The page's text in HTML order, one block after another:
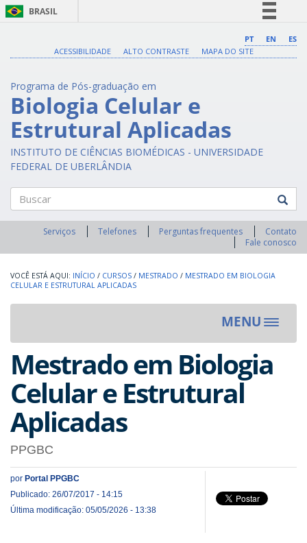
BRASIL
Comunica BR
Legislação
Canais
PT EN
ES
ACESSIBILIDADE
ALTO CONTRASTE MAPA DO SITE
Programa de Pós-graduação em
Biologia Celular e
Estrutural Aplicadas
INSTITUTO DE CIÊNCIAS BIOMÉDICAS - UNIVERSIDADE
FEDERAL DE UBERLÂNDIA
Buscar
Serviços Telefones Perguntas frequentes
Contato
Fale conosco
INÍCIO / CURSOS / MESTRADO / MESTRADO EM BIOLOGIA
CELULAR E ESTRUTURAL APLICADAS
MENU
Toggle
Mestrado em Biologia
Celular e Estrutural
Aplicadas
PPGBC
por Portal PPGBC
Publicado: 26/07/2017 - 14:15
Última modificação: 05/05/2026 - 13:38